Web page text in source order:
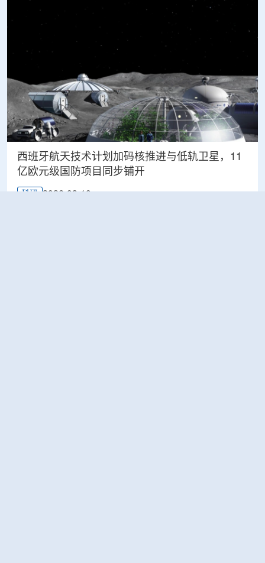
西班牙航天技术计划加码核推进与低轨卫星，11
亿欧元级国防项目同步铺开
科研 2026-08-10